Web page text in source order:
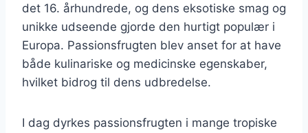
det 16. århundrede, og dens eksotiske smag og
unikke udseende gjorde den hurtigt populær i
Europa. Passionsfrugten blev anset for at have
både kulinariske og medicinske egenskaber,
hvilket bidrog til dens udbredelse.
I dag dyrkes passionsfrugten i mange tropiske